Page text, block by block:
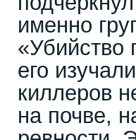
именно
«Убийство
его
киллеров
на почве,